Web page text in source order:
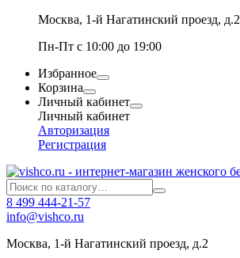
Москва, 1-й Нагатинский проезд, д.2
Пн-Пт с 10:00 до 19:00
Избранное
Корзина
Личный кабинет
Личный кабинет
Авторизация
Регистрация
8 499 444-21-57
info@vishco.ru
Москва, 1-й Нагатинский проезд, д.2